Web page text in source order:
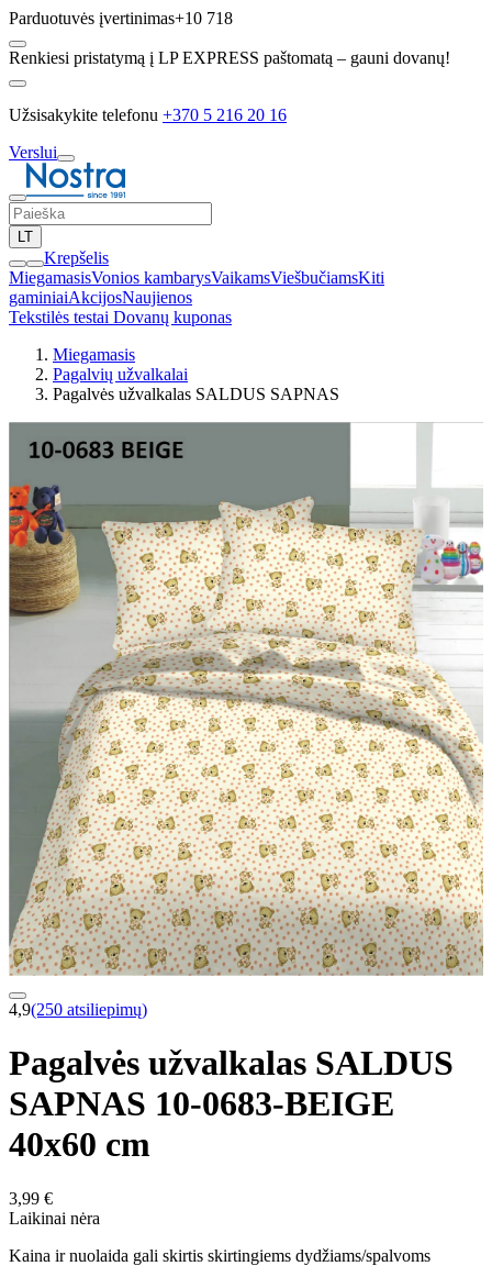
Parduotuvės įvertinimas+10 718
Renkiesi pristatymą į LP EXPRESS paštomatą – gauni dovanų!
Užsisakykite telefonu +370 5 216 20 16
Verslui
LT
Krepšelis
MiegamasisVonios kambarysVaikamsViešbučiamsKiti
gaminiaiAkcijosNaujienos
Tekstilės testai Dovanų kuponas
Miegamasis
Pagalvių užvalkalai
Pagalvės užvalkalas SALDUS SAPNAS
4,9(250 atsiliepimų)
Pagalvės užvalkalas SALDUS
SAPNAS 10-0683-BEIGE
40x60 cm
3,99 €
Laikinai nėra
Kaina ir nuolaida gali skirtis skirtingiems dydžiams/spalvoms